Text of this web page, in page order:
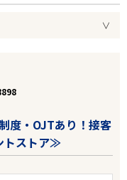
度・OJTあり！接客
トストア≫